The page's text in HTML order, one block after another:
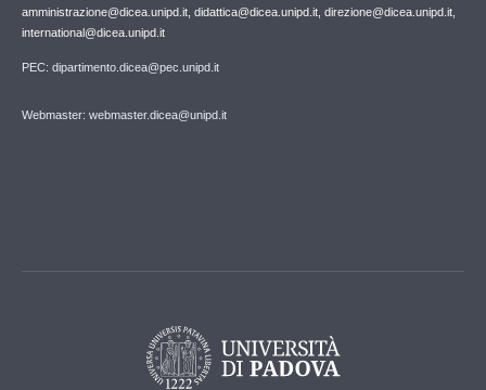
amministrazione@dicea.unipd.it, didattica@dicea.unipd.it, direzione@dicea.unipd.it,
international@dicea.unipd.it
PEC: dipartimento.dicea@pec.unipd.it
Webmaster: webmaster.dicea@unipd.it